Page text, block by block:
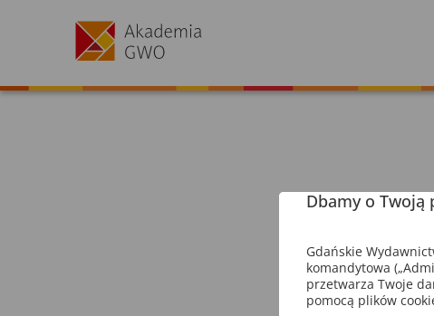
Dbamy o Twoją
Gdańskie
komandytowa
przetwarza Twoje
pomocą plików